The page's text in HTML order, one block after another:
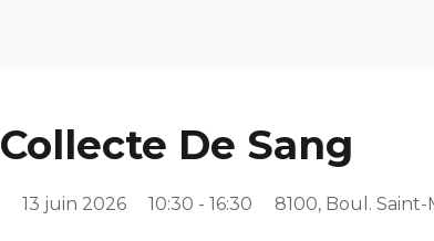
Collecte De Sang
13 juin 2026 10:30 - 16:30 8100, Boul. Saint-